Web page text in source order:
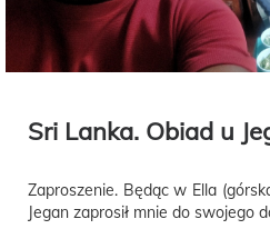
Sri Lanka. Obiad u
Zaproszenie. Będąc w Ella
Jegan zaprosił mnie do swojego